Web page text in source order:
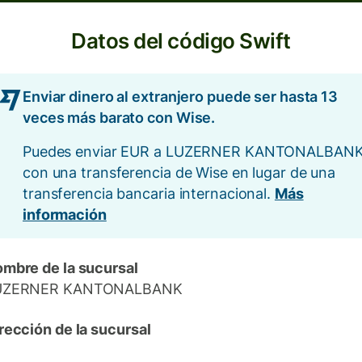
Datos del código Swift
Enviar dinero al extranjero puede ser hasta 13
veces más barato con Wise.
Puedes enviar EUR a LUZERNER
con una transferencia de Wise en lugar de una
transferencia bancaria internacional. Más
información
de la sucursal
KANTONALBANK
de la sucursal